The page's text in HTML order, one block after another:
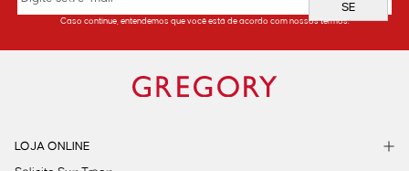
SE
Caso continue, entendemos que você está de acordo com nossos termos.
LOJA ONLINE